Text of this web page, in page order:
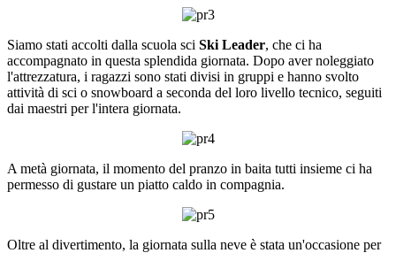
Siamo stati accolti dalla scuola sci Ski Leader, che ci ha
accompagnato in questa splendida giornata. Dopo aver noleggiato
l'attrezzatura, i ragazzi sono stati divisi in gruppi e hanno svolto
attività di sci o snowboard a seconda del loro livello tecnico, seguiti
dai maestri per l'intera giornata.
A metà giornata, il momento del pranzo in baita tutti insieme ci ha
permesso di gustare un piatto caldo in compagnia.
Oltre al divertimento, la giornata sulla neve è stata un'occasione per